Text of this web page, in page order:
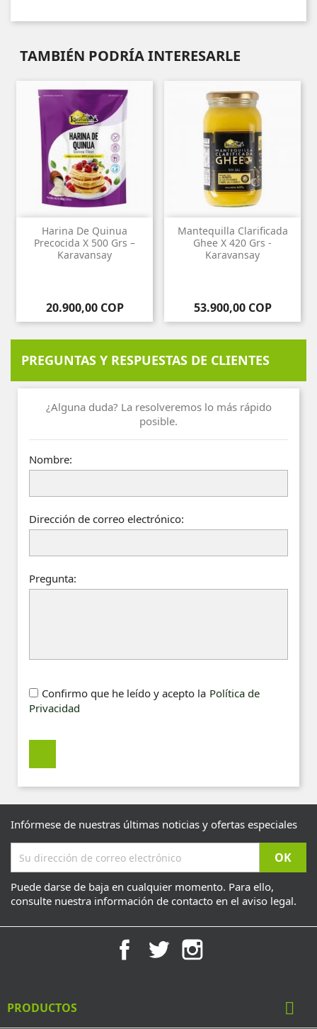
TAMBIÉN PODRÍA INTERESARLE
Harina De Quinua
Precocida X 500 Grs –
Karavansay
Precio
20.900,00 COP
Mantequilla Clarificada
Ghee X 420 Grs -
Karavansay
Precio
53.900,00 COP
PREGUNTAS Y RESPUESTAS DE CLIENTES
¿Alguna duda? La resolveremos lo más rápido
posible.
Nombre:
Dirección de correo electrónico:
Pregunta:
Confirmo que he leído y acepto la Política de
Privacidad
Infórmese de nuestras últimas noticias y ofertas especiales
Puede darse de baja en cualquier momento. Para ello,
consulte nuestra información de contacto en el aviso legal.
FacebookTwitter
PRODUCTOS 